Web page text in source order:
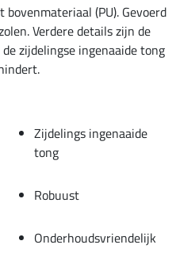
(PU). Gevoerd
Verdere details zijn de
zijdelingse ingenaaide tong
Zijdelings ingenaaide
tong
Robuust
Onderhoudsvriendelijk